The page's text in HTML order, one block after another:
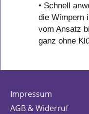
• Schnell
die Wimpern
vom Ansatz
ganz ohne
Impressum
AGB & Widerruf